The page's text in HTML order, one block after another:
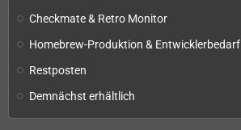
Checkmate & Retro Monitor
Homebrew-Produktion & Entwicklerbedarf
Restposten
Demnächst erhältlich